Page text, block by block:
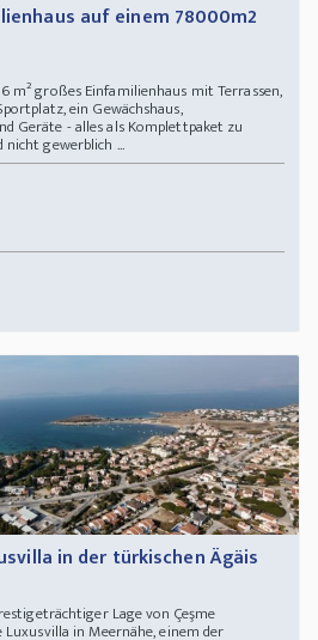
auf einem 78000m2
m² großes Einfamilienhaus mit Terrassen,
ein Gewächshaus,
Geräte - alles als Komplettpaket zu
gewerblich ...
in der türkischen Ägäis
Lage von Çeşme
Luxusvilla in Meernähe, einem der